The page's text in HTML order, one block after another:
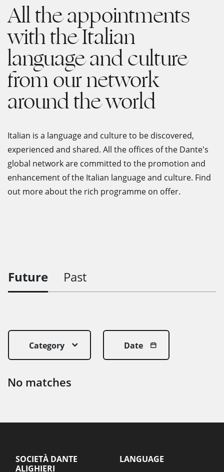
All the appointments
with the Italian
language and culture
from our network
around the world
Italian is a language and culture to be discovered,
experienced and shared. All the offices of the Dante's
global network are committed to the promotion and
enhancement of the Italian language and culture. Find
out more about the rich programme on offer.
Future Past
Category Date
No matches
SOCIETÀ DANTE
ALIGHIERI
LANGUAGE